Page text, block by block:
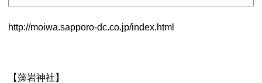
http://moiwa.sapporo-dc.co.jp/index.html
【藻岩神社】